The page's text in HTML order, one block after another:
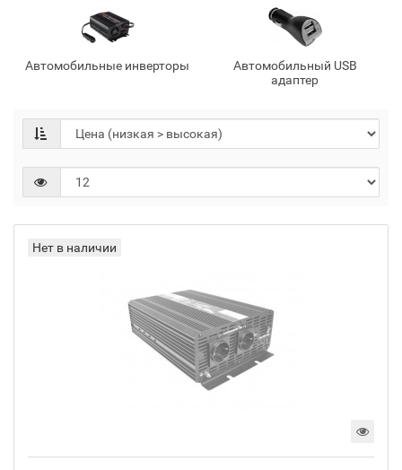
Автомобильные инверторы
Автомобильный USB
адаптер
Нет в наличии